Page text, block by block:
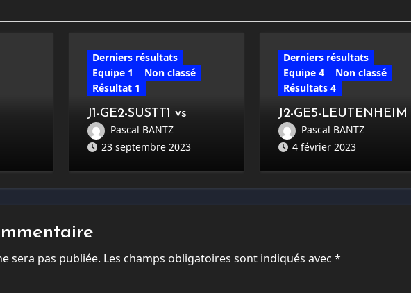
Derniers résultats
Equipe 1
Non classé
Résultat 1
J1-GE2-SUSTT1 vs
KOCHERSBERG1 : 7-7
Pascal BANTZ
23 septembre 2023
Derniers résultats
Equipe 4
Non classé
Résultats 4
J2-GE5-LEUTENHEIM
CCT2 vs SUSTT4 : 3-11
Pascal BANTZ
4 février 2023
sera pas publiée. Les champs obligatoires sont indiqués avec *